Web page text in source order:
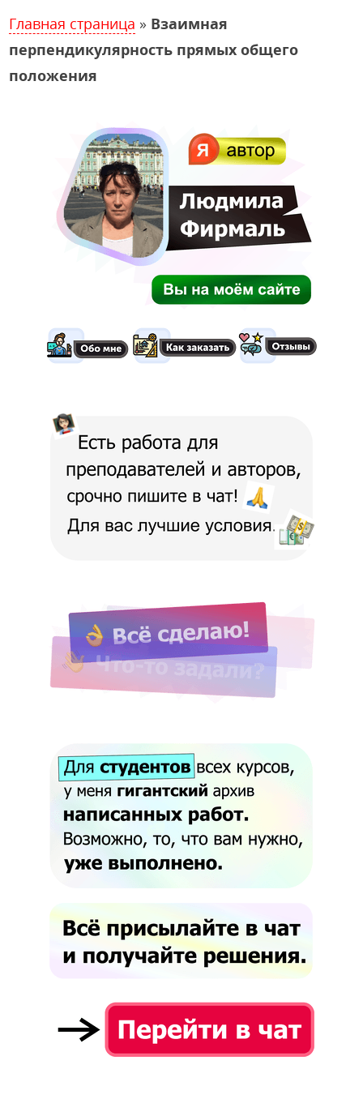
Главная страница » Взаимная
перпендикулярность прямых общего
положения